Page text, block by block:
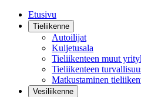
Etusivu
Tieliikenne
Autoilijat
Kuljetusala
Tieliikenteen muut
Tieliikenteen
Matkustaminen
Vesiliikenne